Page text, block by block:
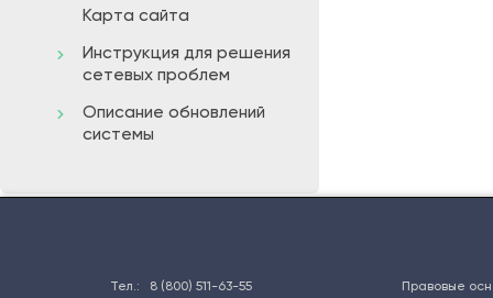
Карта сайта
Инструкция для решения
сетевых проблем
Описание обновлений
системы
Тел.: 8 (800) 511-63-55
Правовые